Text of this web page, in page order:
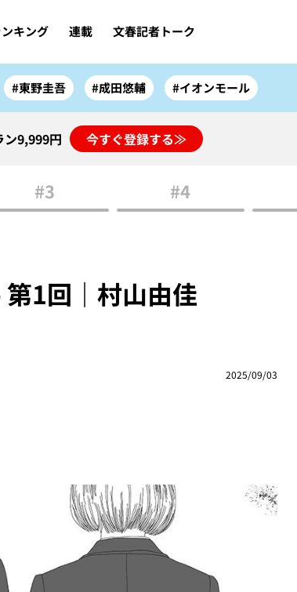
キング 連載 文春記者トーク
#東野圭吾 #成田悠輔 #イオンモール
ン9,999円 今すぐ登録する≫
#3 #4
第1回｜村山由佳
2025/09/03